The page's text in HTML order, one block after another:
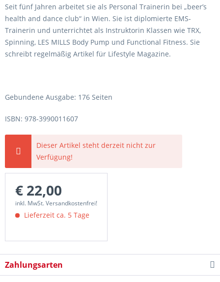
Seit fünf Jahren arbeitet sie als Personal Trainerin bei „beer’s
health and dance club“ in Wien. Sie ist diplomierte EMS-
Trainerin und unterrichtet als Instruktorin Klassen wie TRX,
Spinning, LES MILLS Body Pump und Functional Fitness. Sie
schreibt regelmäßig Artikel für Lifestyle Magazine.
Gebundene Ausgabe: 176 Seiten
ISBN: 978-3990011607
Dieser Artikel steht derzeit nicht zur
Verfügung!
€ 22,00
inkl. MwSt. Versandkostenfrei!
Lieferzeit ca. 5 Tage
Zahlungsarten